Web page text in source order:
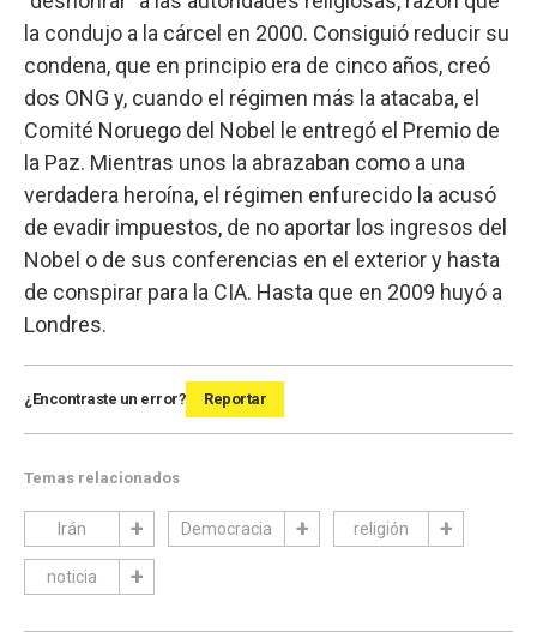
la condujo a la cárcel en 2000. Consiguió reducir su
condena, que en principio era de cinco años, creó
dos ONG y, cuando el régimen más la atacaba, el
Comité Noruego del Nobel le entregó el Premio de
la Paz. Mientras unos la abrazaban como a una
verdadera heroína, el régimen enfurecido la acusó
de evadir impuestos, de no aportar los ingresos del
Nobel o de sus conferencias en el exterior y hasta
de conspirar para la CIA. Hasta que en 2009 huyó a
Londres.
¿Encontraste un error? Reportar
Temas relacionados
Irán Democracia religión
noticia